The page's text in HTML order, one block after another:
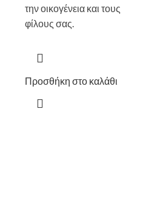
την οικογένεια και τους
φίλους σας.
Προσθήκη στο καλάθι